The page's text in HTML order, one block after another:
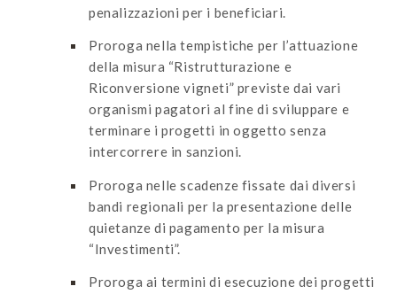
penalizzazioni per i beneficiari.
Proroga nella tempistiche per l’attuazione
della misura “Ristrutturazione e
Riconversione vigneti” previste dai vari
organismi pagatori al fine di sviluppare e
terminare i progetti in oggetto senza
intercorrere in sanzioni.
Proroga nelle scadenze fissate dai diversi
bandi regionali per la presentazione delle
quietanze di pagamento per la misura
“Investimenti”.
Proroga ai termini di esecuzione dei progetti